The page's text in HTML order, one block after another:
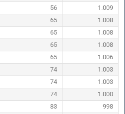
56
1.009
65
1.008
65
1.008
65
1.008
65
1.006
74
1.003
74
1.003
74
1.000
83
998